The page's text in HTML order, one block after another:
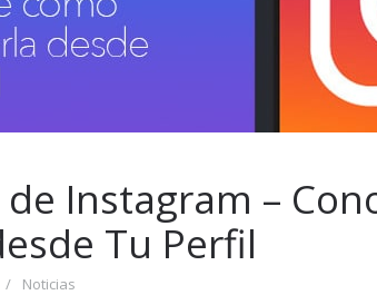
Instagram –
Tu Perfil
Noticias